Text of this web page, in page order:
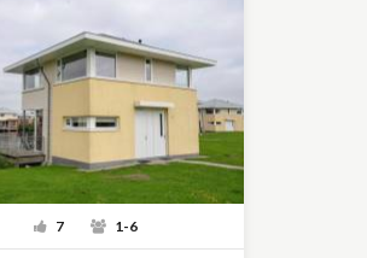
7 1-6